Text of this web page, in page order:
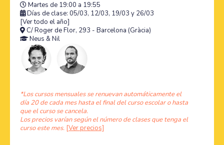
Martes de 19:00 a 19:55
Días de clase: 05/03, 12/03, 19/03 y 26/03
[Ver todo el año]
C/ Roger de Flor, 293 - Barcelona (Gràcia)
Neus & Nil
*Los cursos mensuales se renuevan automáticamente el
día 20 de cada mes hasta el final del curso escolar o hasta
que el curso se cancela.
Los precios varían según el número de clases que tenga el
curso este mes. [Ver precios]